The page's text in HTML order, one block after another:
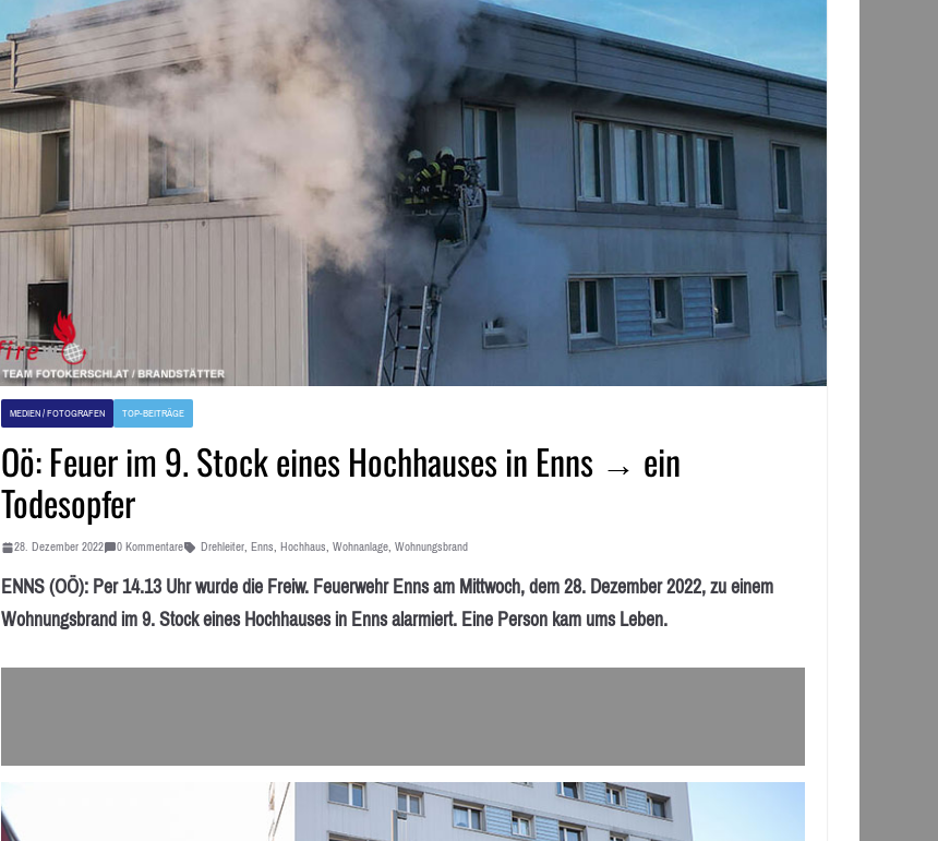
MEDIEN / FOTOGRAFEN TOP-BEITRÄGE
Oö: Feuer im 9. Stock eines Hochhauses in Enns → ein
Todesopfer
28. Dezember 2022 0 Kommentare Drehleiter, Enns, Hochhaus, Wohnanlage, Wohnungsbrand
ENNS (OÖ): Per 14.13 Uhr wurde die Freiw. Feuerwehr Enns am Mittwoch, dem 28. Dezember 2022, zu einem
Wohnungsbrand im 9. Stock eines Hochhauses in Enns alarmiert. Eine Person kam ums Leben.